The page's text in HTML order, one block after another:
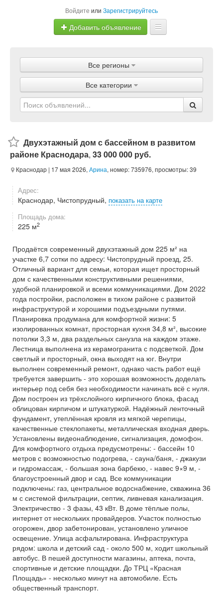
Войдите или Зарегистрируйтесь
Добавить объявление
Объявления
Магазины
Услуги
Все регионы
Все категории
Двухэтажный дом с бассейном в развитом
районе Краснодара, 33 000 000 руб.
Краснодар | 17 мая 2026, Арина, номер: 735976, просмотры: 39
Адрес:
Краснодар, Чистопрудный, показать на карте
Площадь дома:
225 м2
Продаётся современный двухэтажный дом 225 м² на
участке 6,7 сотки по адресу: Чистопрудный проезд, 25.
Отличный вариант для семьи, которая ищет просторный
дом с качественными конструктивными решениями,
удобной планировкой и всеми коммуникациями. Дом 2022
года постройки, расположен в тихом районе с развитой
инфраструктурой и хорошими подъездными путями.
Планировка продумана для комфортной жизни: 5
изолированных комнат, просторная кухня 34,8 м², высокие
потолки 3,3 м, два раздельных санузла на каждом этаже.
Лестница выполнена из керамогранита с подсветкой. Дом
светлый и просторный, окна выходят на юг. Внутри
выполнен современный ремонт, однако часть работ ещё
требуется завершить - это хорошая возможность доделать
интерьер под себя без необходимости начинать всё с нуля.
Дом построен из трёхслойного кирпичного блока, фасад
облицован кирпичом и штукатуркой. Надёжный ленточный
фундамент, утеплённая кровля из мягкой черепицы,
качественные стеклопакеты, металлическая входная дверь.
Установлены видеонаблюдение, сигнализация, домофон.
Для комфортного отдыха предусмотрены: - бассейн 10
метров с возможностью подогрева, - сауна/баня, - джакузи
и гидромассаж, - большая зона барбекю, - навес 9×9 м, -
благоустроенный двор и сад. Все коммуникации
подключены: газ, центральное водоснабжение, скважина 36
м с системой фильтрации, септик, ливневая канализация.
Электричество - 3 фазы, 43 кВт. В доме тёплые полы,
интернет от нескольких провайдеров. Участок полностью
огорожен, двор забетонирован, установлено уличное
освещение. Улица асфальтирована. Инфраструктура
рядом: школа и детский сад - около 500 м, ходит школьный
автобус. В пешей доступности магазины, аптека, почта,
спортивные и детские площадки. До ТРЦ «Красная
Площадь» - несколько минут на автомобиле. Есть
общественный транспорт.